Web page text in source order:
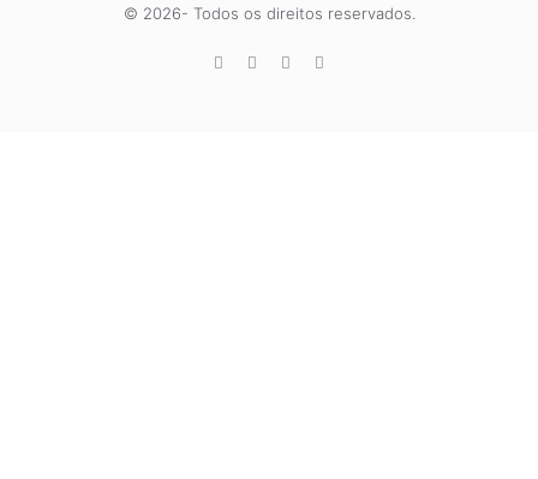
© 2026- Todos os direitos reservados.